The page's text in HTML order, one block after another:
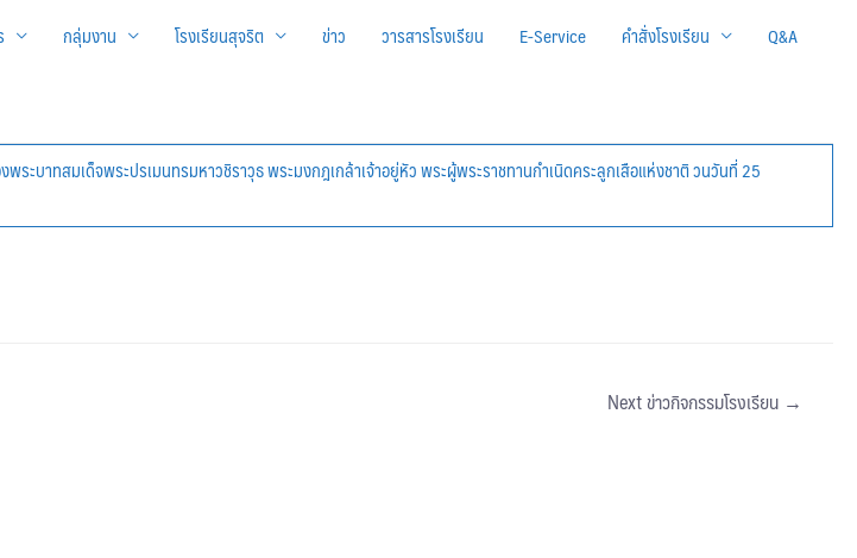
กลุ่มงาน โรงเรียนสุจริต ข่าว วารสารโรงเรียน E-Service คำสั่งโรงเรียน Q&A
บาทสมเด็จพระปรเมนทรมหาวชิราวุธ พระมงกฎเกล้าเจ้าอยู่หัว พระผู้พระราชทานกำเนิดคระลูกเสือแห่งชาติ วนวันที่ 25
Next ข่าวกิจกรรมโรงเรียน →